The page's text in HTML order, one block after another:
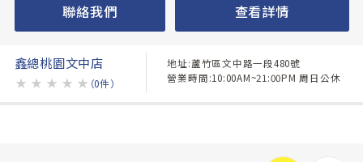
聯絡我們 查看詳情
鑫總桃園文中店
★ ★ ★ ★ ★ （0件）
地址:蘆竹區文中路一段480號
營業時間:10:00AM~21:00PM 周日公休